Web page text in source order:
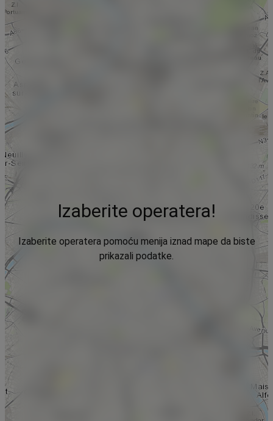
Izaberite operatera!
Izaberite operatera pomoću menija iznad mape da biste
prikazali podatke.